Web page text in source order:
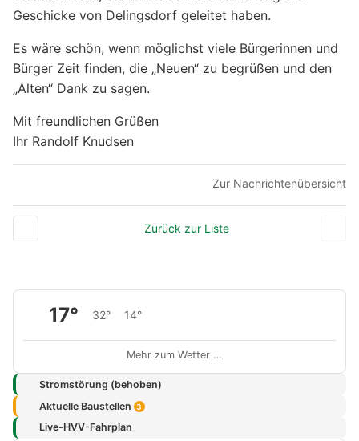
Geschicke von Delingsdorf geleitet haben.
Es wäre schön, wenn möglichst viele Bürgerinnen und
Bürger Zeit finden, die „Neuen“ zu begrüßen und den
„Alten“ Dank zu sagen.
Mit freundlichen Grüßen
Ihr Randolf Knudsen
Zur Nachrichtenübersicht
Zurück zur Liste
17° 32° 14°
Mehr zum Wetter …
Stromstörung (behoben)
Aktuelle Baustellen 3
Live-HVV-Fahrplan